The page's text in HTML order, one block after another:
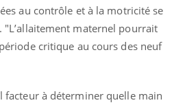
au contrôle et à la motricité se
"L’allaitement maternel pourrait
critique au cours des neuf
facteur à déterminer quelle main